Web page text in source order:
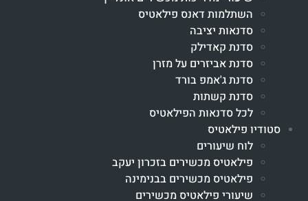
השתלמות דאנס פילאטיס
סדנאות יציבה
סדנת קאדילק
סדנת אביזרים על מזרן
סדנת ג'אמפ בורד
סדנת קשתות
לכל סדנאות הפילאטיס
סטודיו פילאטיס
לוח שיעורים
פילאטיס מכשירים בזכרון יעקב
פילאטיס מכשירים בבנימינה
שיעורי פילאטיס מכשירים